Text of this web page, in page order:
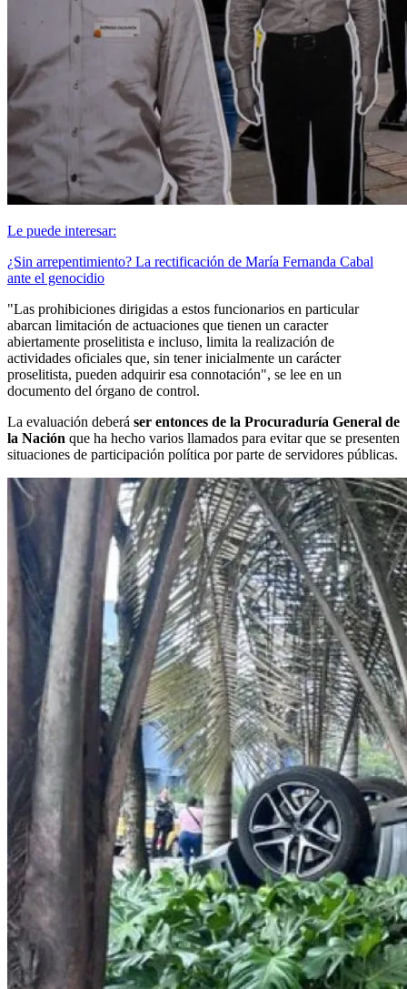
Le puede interesar:
¿Sin arrepentimiento? La rectificación de María Fernanda Cabal
ante el genocidio
"Las prohibiciones dirigidas a estos funcionarios en particular
abarcan limitación de actuaciones que tienen un caracter
abiertamente proselitista e incluso, limita la realización de
actividades oficiales que, sin tener inicialmente un carácter
proselitista, pueden adquirir esa connotación", se lee en un
documento del órgano de control.
La evaluación deberá ser entonces de la Procuraduría General de
la Nación que ha hecho varios llamados para evitar que se presenten
situaciones de participación política por parte de servidores públicas.